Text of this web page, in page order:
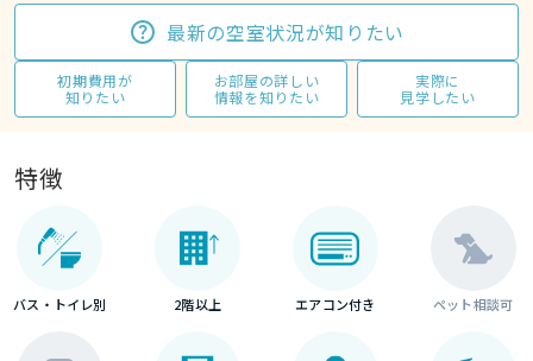
最新の空室状況が知りたい
初期費用が
知りたい
お部屋の詳しい
情報を知りたい
実際に
見学したい
特徴
バス・トイレ別 2階以上 エアコン付き ペット相談可